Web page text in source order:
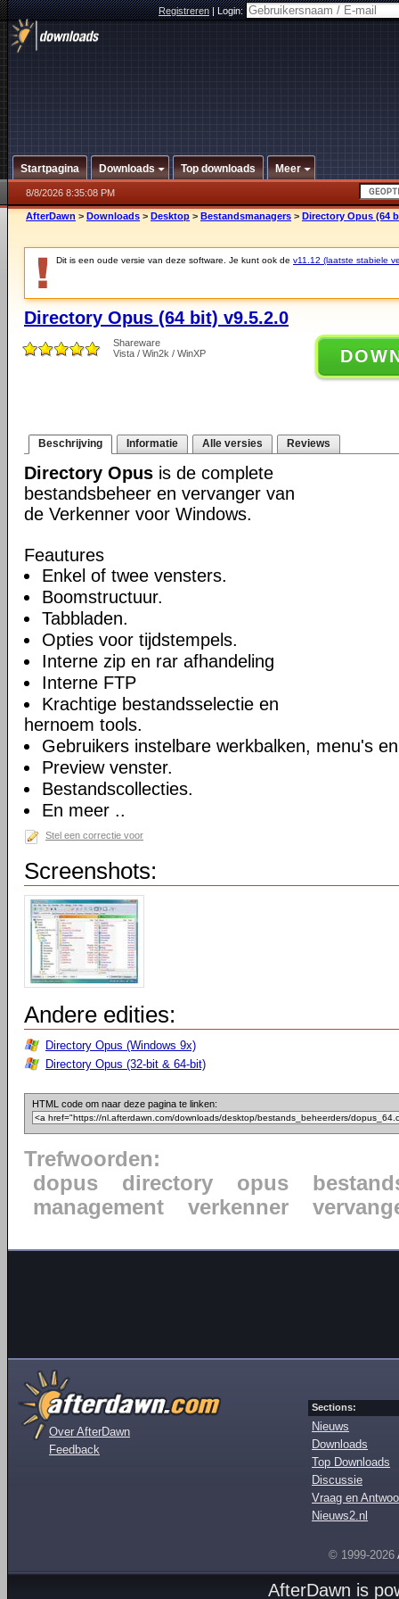
Registreren|Login:
Startpagina Downloads Top downloads Meer
8/8/2026 8:35:08 PM
AfterDawn > Downloads > Desktop > Bestandsmanagers > Directory Opus (64
Dit is een oude versie van deze software. Je kunt ook de v11.12 (laatste stabiele
Directory Opus (64 bit) v9.5.2.0
Shareware
Vista / Win2k / WinXP
Beschrijving Informatie Alle versies Reviews
Directory Opus is de complete
bestandsbeheer en vervanger van
de Verkenner voor Windows.
Feautures
Enkel of twee vensters.
Boomstructuur.
Tabbladen.
Opties voor tijdstempels.
Interne zip en rar afhandeling
Interne FTP
Krachtige bestandsselectie en
hernoem tools.
Gebruikers instelbare werkbalken, menu's
Preview venster.
Bestandscollecties.
En meer ..
Stel een correctie voor
Screenshots:
Andere edities:
Directory Opus (Windows 9x)
Directory Opus (32-bit & 64-bit)
HTML code om naar deze pagina te linken:
Trefwoorden:
dopus
directory opus
management
verkenner
Over AfterDawn
Feedback
Sections:
Nieuws
Downloads
Top Downloads
Discussie
Vraag en
Nieuws2.nl
© 1999-2026
AfterDawn is